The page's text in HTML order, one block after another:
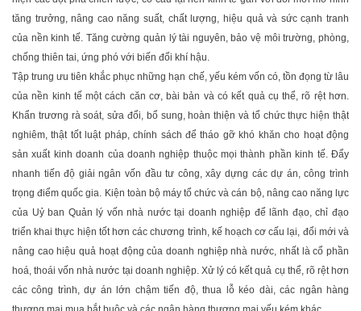
tăng trưởng, nâng cao năng suất, chất lượng, hiệu quả và sức cạnh tranh
của nền kinh tế. Tăng cường quản lý tài nguyên, bảo vệ môi trường, phòng,
chống thiên tai, ứng phó với biến đổi khí hậu.
Tập trung ưu tiên khắc phục những hạn chế, yếu kém vốn có, tồn đọng từ lâu
của nền kinh tế một cách căn cơ, bài bản và có kết quả cụ thể, rõ rệt hơn.
Khẩn trương rà soát, sửa đổi, bổ sung, hoàn thiện và tổ chức thực hiện thật
nghiêm, thật tốt luật pháp, chính sách để tháo gỡ khó khăn cho hoạt động
sản xuất kinh doanh của doanh nghiệp thuộc mọi thành phần kinh tế. Đẩy
nhanh tiến độ giải ngân vốn đầu tư công, xây dựng các dự án, công trình
trọng điểm quốc gia. Kiện toàn bộ máy tổ chức và cán bộ, nâng cao năng lực
của Uỷ ban Quản lý vốn nhà nước tại doanh nghiệp để lãnh đạo, chỉ đạo
triển khai thực hiện tốt hơn các chương trình, kế hoạch cơ cấu lại, đổi mới và
nâng cao hiệu quả hoạt động của doanh nghiệp nhà nước, nhất là cổ phần
hoá, thoái vốn nhà nước tại doanh nghiệp. Xử lý có kết quả cụ thể, rõ rệt hơn
các công trình, dự án lớn chậm tiến độ, thua lỗ kéo dài, các ngân hàng